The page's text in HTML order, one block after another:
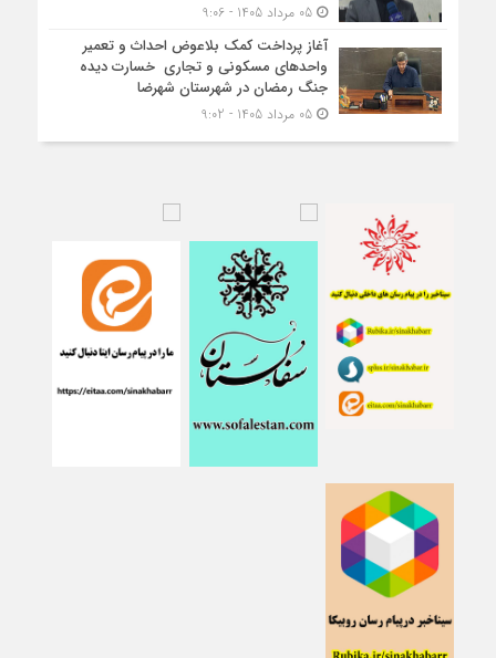
05 مرداد 1405 - 9:06
آغاز پرداخت کمک بلاعوض احداث و تعمیر
واحد‌های مسکونی و تجاری خسارت دیده
جنگ رمضان در شهرستان شهرضا
05 مرداد 1405 - 9:02